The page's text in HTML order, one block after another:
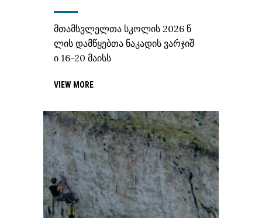
მთამსვლელთა სკოლის 2026 წ
ლის დამწყებთა ნაკადის ვარჯიშ
ი 16-20 მაისს
VIEW MORE